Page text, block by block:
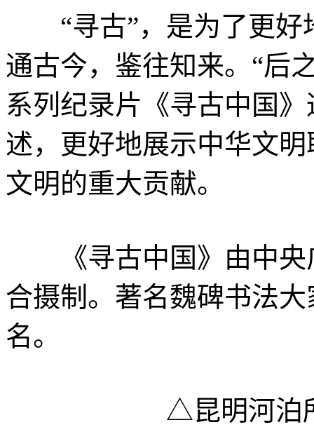
“寻古”，是为了更好
通古今，鉴往知来。“后
系列纪录片《寻古中国
述，更好地展示中华文
文明的重大贡献。
《寻古中国》由中央
合摄制。著名魏碑书法
名。
△昆明河泊